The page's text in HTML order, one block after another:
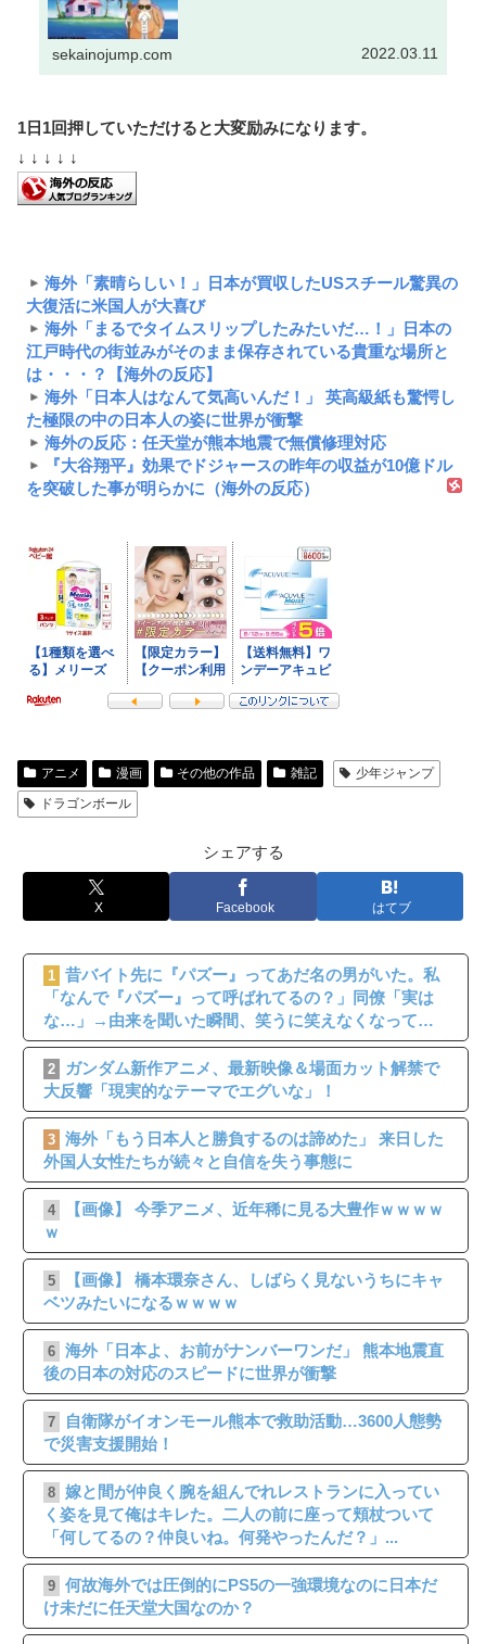
sekainojump.com 2022.03.11
1日1回押していただけると大変励みになります。
↓ ↓ ↓ ↓ ↓
海外「素晴らしい！」日本が買収したUSスチール驚異の
大復活に米国人が大喜び
海外「まるでタイムスリップしたみたいだ…！」日本の
江戸時代の街並みがそのまま保存されている貴重な場所と
は・・・？【海外の反応】
海外「日本人はなんて気高いんだ！」 英高級紙も驚愕し
た極限の中の日本人の姿に世界が衝撃
海外の反応：任天堂が熊本地震で無償修理対応
『大谷翔平』効果でドジャースの昨年の収益が10億ドル
を突破した事が明らかに（海外の反応）
アニメ 漫画 その他の作品 雑記
少年ジャンプ
ドラゴンボール
シェアする
X Facebook はてブ
1 昔バイト先に『パズー』ってあだ名の男がいた。私
「なんで『パズー』って呼ばれてるの？」同僚「実は
な…」→由来を聞いた瞬間、笑うに笑えなくなって…
2
ガンダム新作アニメ、最新映像＆場面カット解禁で
大反響「現実的なテーマでエグいな」！
3 海外「もう日本人と勝負するのは諦めた」 来日した
外国人女性たちが続々と自信を失う事態に
4
【画像】 今季アニメ、近年稀に見る大豊作ｗｗｗｗ
ｗ
5
【画像】 橋本環奈さん、しばらく見ないうちにキャ
ベツみたいになるｗｗｗｗ
6 海外「日本よ、お前がナンバーワンだ」 熊本地震直
後の日本の対応のスピードに世界が衝撃
7
自衛隊がイオンモール熊本で救助活動…3600人態勢
で災害支援開始！
8 嫁と間が仲良く腕を組んでれレストランに入ってい
く姿を見て俺はキレた。二人の前に座って頬杖ついて
「何してるの？仲良いね。何発やったんだ？」...
9 何故海外では圧倒的にPS5の一強環境なのに日本だ
け未だに任天堂大国なのか？